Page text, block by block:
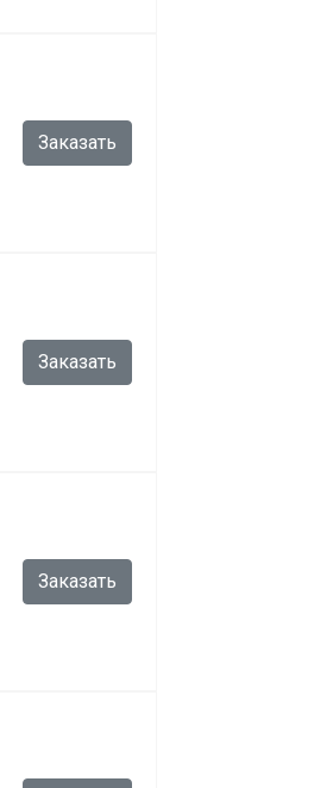
Заказать
Заказать
Заказать